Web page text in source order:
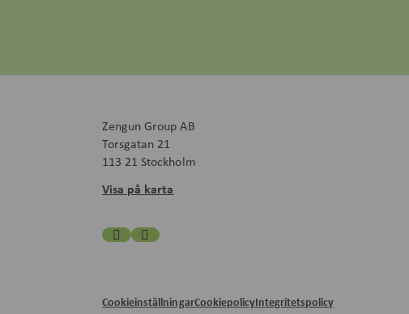
Zengun Group AB
Torsgatan 21
113 21 Stockholm
Visa på karta
CookieinställningarCookiepolicyIntegritetspolicy